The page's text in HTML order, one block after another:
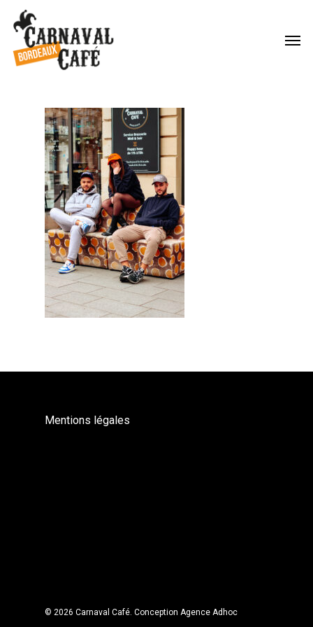
Mentions légales
© 2026 Carnaval Café. Conception Agence Adhoc